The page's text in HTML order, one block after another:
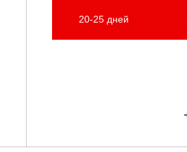
20-25 дней